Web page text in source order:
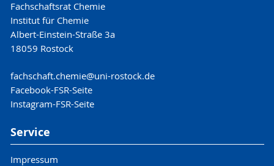
Fachschaftsrat Chemie
Institut für Chemie
Albert-Einstein-Straße 3a
18059 Rostock
fachschaft.chemie@uni-rostock.de
Facebook-FSR-Seite
Instagram-FSR-Seite
Service
Impressum